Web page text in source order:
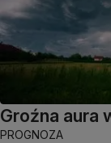
Groźna aura
PROGNOZA